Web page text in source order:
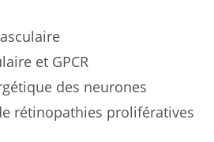
et GPCR
des neurones
rétinopathies prolifératives